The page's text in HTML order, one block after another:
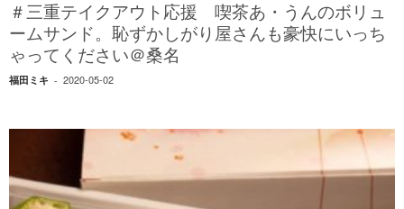
＃三重テイクアウト応援 喫茶あ・うんのボリュ
ームサンド。恥ずかしがり屋さんも豪快にいっち
ゃってください＠桑名
福田ミキ - 2020-05-02